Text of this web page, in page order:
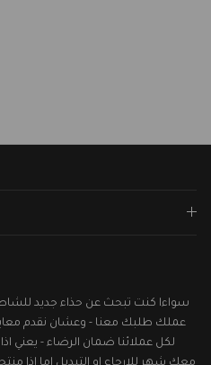
سواءا كنت تبحث عن حذاء جديد
عملك طلبك معنا - وعشان نقدم
لكل عملائنا ضمان الرضاء - يعني